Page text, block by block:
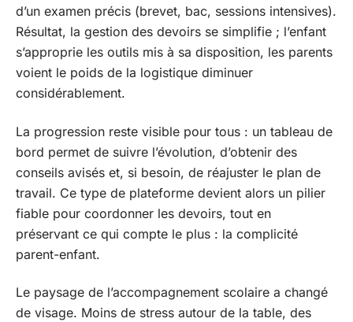
d’un examen précis (brevet, bac, sessions intensives).
Résultat, la gestion des devoirs se simplifie ; l’enfant
s’approprie les outils mis à sa disposition, les parents
voient le poids de la logistique diminuer
considérablement.
La progression reste visible pour tous : un tableau de
bord permet de suivre l’évolution, d’obtenir des
conseils avisés et, si besoin, de réajuster le plan de
travail. Ce type de plateforme devient alors un pilier
fiable pour coordonner les devoirs, tout en
préservant ce qui compte le plus : la complicité
parent-enfant.
Le paysage de l’accompagnement scolaire a changé
de visage. Moins de stress autour de la table, des